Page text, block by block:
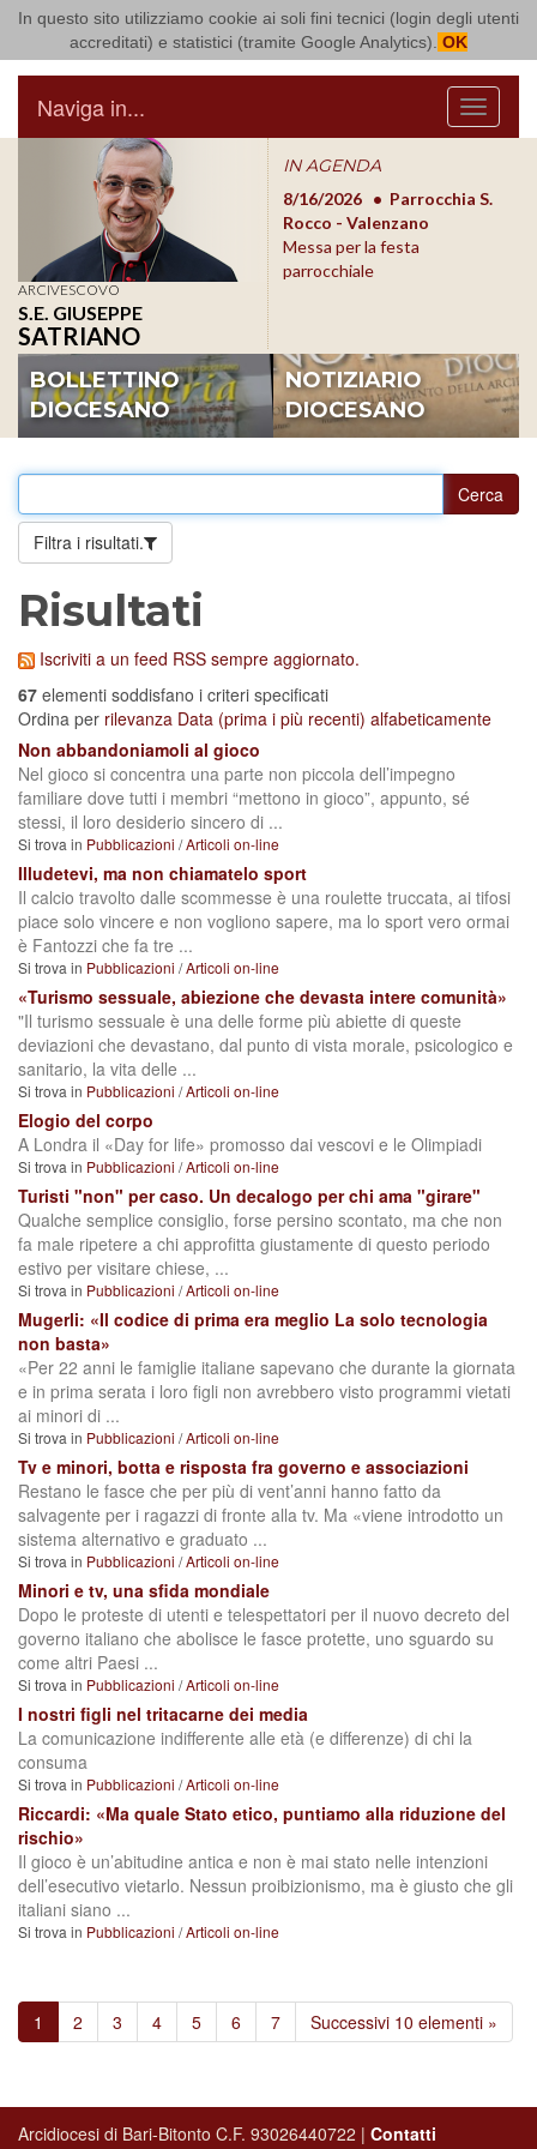
In questo sito utilizziamo cookie ai soli fini tecnici (login degli utenti
accreditati) e statistici (tramite Google Analytics). OK
Arcidiocesi di Bari Bitonto
Menu
Naviga in...
ARCIVESCOVO
S.E. GIUSEPPE
SATRIANO
IN AGENDA
8/17/2026
Conversano
Conferenza Episcopale
Pugliese
8/16/2026
Parrocchia S.
Rocco - Valenzano
Messa per la festa
parrocchiale
BOLLETTINO
DIOCESANO
NOTIZIARIO
DIOCESANO
Filtra i risultati.
Risultati
Iscriviti a un feed RSS sempre aggiornato.
67 elementi soddisfano i criteri specificati
Ordina per rilevanza Data (prima i più recenti) alfabeticamente
Non abbandoniamoli al gioco
Nel gioco si concentra una parte non piccola dell’impegno
familiare dove tutti i membri “mettono in gioco”, appunto, sé
stessi, il loro desiderio sincero di ...
Si trova in Pubblicazioni /Articoli on-line
Illudetevi, ma non chiamatelo sport
Il calcio travolto dalle scommesse è una roulette truccata, ai tifosi
piace solo vincere e non vogliono sapere, ma lo sport vero ormai
è Fantozzi che fa tre ...
Si trova in Pubblicazioni /Articoli on-line
«Turismo sessuale, abiezione che devasta intere comunità»
"Il turismo sessuale è una delle forme più abiette di queste
deviazioni che devastano, dal punto di vista morale, psicologico e
sanitario, la vita delle ...
Si trova in Pubblicazioni /Articoli on-line
Elogio del corpo
A Londra il «Day for life» promosso dai vescovi e le Olimpiadi
Si trova in Pubblicazioni /Articoli on-line
Turisti "non" per caso. Un decalogo per chi ama "girare"
Qualche semplice consiglio, forse persino scontato, ma che non
fa male ripetere a chi approfitta giustamente di questo periodo
estivo per visitare chiese, ...
Si trova in Pubblicazioni /Articoli on-line
Mugerli: «Il codice di prima era meglio La solo tecnologia
non basta»
«Per 22 anni le famiglie italiane sapevano che durante la giornata
e in prima serata i loro figli non avrebbero visto programmi vietati
ai minori di ...
Si trova in Pubblicazioni /Articoli on-line
Tv e minori, botta e risposta fra governo e associazioni
Restano le fasce che per più di vent’anni hanno fatto da
salvagente per i ragazzi di fronte alla tv. Ma «viene introdotto un
sistema alternativo e graduato ...
Si trova in Pubblicazioni /Articoli on-line
Minori e tv, una sfida mondiale
Dopo le proteste di utenti e telespettatori per il nuovo decreto del
governo italiano che abolisce le fasce protette, uno sguardo su
come altri Paesi ...
Si trova in Pubblicazioni /Articoli on-line
I nostri figli nel tritacarne dei media
La comunicazione indifferente alle età (e differenze) di chi la
consuma
Si trova in Pubblicazioni /Articoli on-line
Riccardi: «Ma quale Stato etico, puntiamo alla riduzione del
rischio»
Il gioco è un’abitudine antica e non è mai stato nelle intenzioni
dell’esecutivo vietarlo. Nessun proibizionismo, ma è giusto che gli
italiani siano ...
Si trova in Pubblicazioni /Articoli on-line
1 2 3 4 5 6 7 Successivi 10 elementi »
Arcidiocesi di Bari-Bitonto C.F. 93026440722 | Contatti